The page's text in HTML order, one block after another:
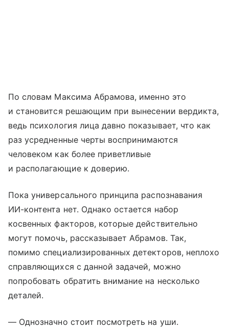
По словам Максима Абрамова, именно это
и становится решающим при вынесении вердикта,
ведь психология лица давно показывает, что как
раз усредненные черты воспринимаются
человеком как более приветливые
и располагающие к доверию.
Пока универсального принципа распознавания
ИИ-контента нет. Однако остается набор
косвенных факторов, которые действительно
могут помочь, рассказывает Абрамов. Так,
помимо специализированных детекторов, неплохо
справляющихся с данной задачей, можно
попробовать обратить внимание на несколько
деталей.
— Однозначно стоит посмотреть на уши.